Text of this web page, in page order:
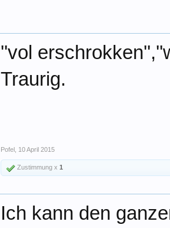
''vol
Traurig.
Pofel 10 April 2015
Zustimmung x 1
Ich kann den